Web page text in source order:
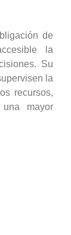
de
la
Su
la
recursos,
mayor